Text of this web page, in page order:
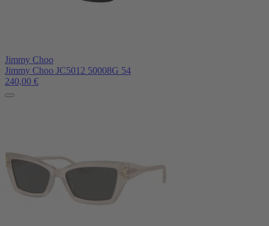
Jimmy Choo
Jimmy Choo JC5012 50008G 54
240,00 €